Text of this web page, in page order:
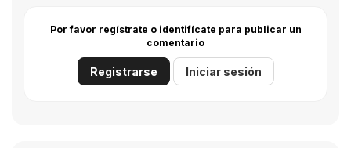
Por favor regístrate o identifícate para publicar un
comentario
Registrarse Iniciar sesión